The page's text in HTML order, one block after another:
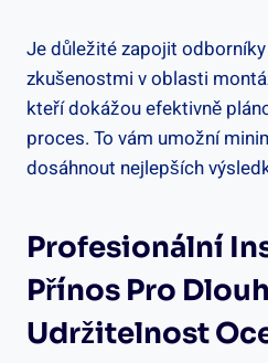
Je důležité zapojit
zkušenostmi v oblasti
kteří dokážou efektivně
proces. To vám umožní
dosáhnout nejlepších
Profesionální
Přínos Pro
Udržitelnost